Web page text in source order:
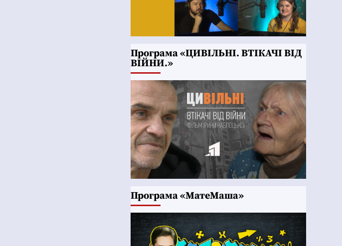
Програма «ЦИВІЛЬНІ. ВТІКАЧІ ВІД
ВІЙНИ.»
Програма «МатеМаша»